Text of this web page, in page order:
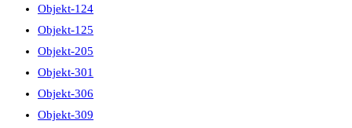
Objekt-124
Objekt-125
Objekt-205
Objekt-301
Objekt-306
Objekt-309